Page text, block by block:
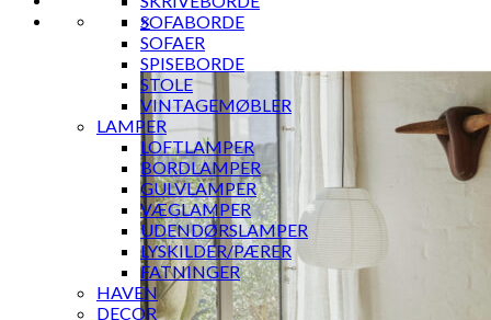
×
SOFABORDE
SOFAER
SPISEBORDE
STOLE
VINTAGEMØBLER
LAMPER
LOFTLAMPER
BORDLAMPER
GULVLAMPER
VÆGLAMPER
UDENDØRSLAMPER
LYSKILDER/PÆRER
FATNINGER
HAVEN
DECOR